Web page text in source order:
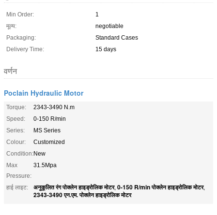
Min Order:
1
मूल्य:
negotiable
Packaging:
Standard Cases
Delivery Time:
15 days
वर्णन
Poclain Hydraulic Motor
Torque:
2343-3490 N.m
Speed:
0-150 R/min
Series:
MS Series
Colour:
Customized
Condition:New
Max
Pressure:
31.5Mpa
हाई लाइट: अनुकूलित रंग पोक्लेन हाइड्रोलिक मोटर, 0-150 R/min पोक्लेन हाइड्रोलिक मोटर,
2343-3490 एन.एम. पोक्लेन हाइड्रोलिक मोटर